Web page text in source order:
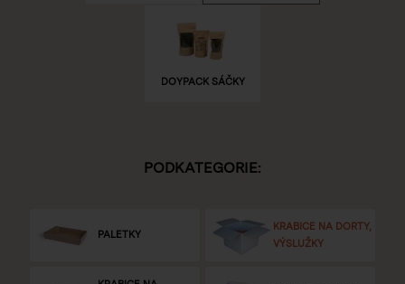
DOYPACK SÁČKY
PODKATEGORIE:
PALETKY
KRABICE NA DORTY,
VÝSLUŽKY